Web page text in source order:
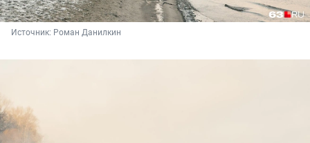
Источник: Роман Данилкин